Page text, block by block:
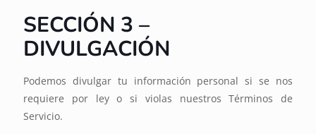
SECCIÓN 3 –
DIVULGACIÓN
Podemos divulgar tu información personal si se nos
requiere por ley o si violas nuestros Términos de
Servicio.